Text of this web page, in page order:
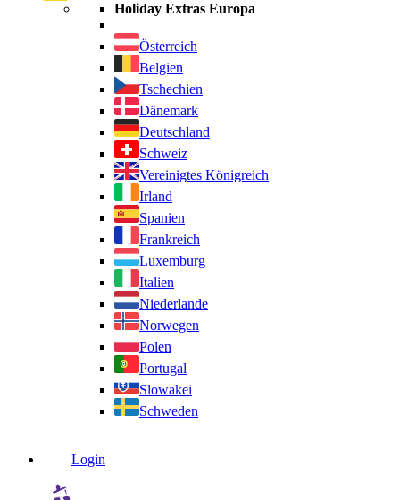
Holiday Extras Europa
Österreich
Belgien
Tschechien
Dänemark
Deutschland
Schweiz
Vereinigtes Königreich
Irland
Spanien
Frankreich
Luxemburg
Italien
Niederlande
Norwegen
Polen
Portugal
Slowakei
Schweden
Login